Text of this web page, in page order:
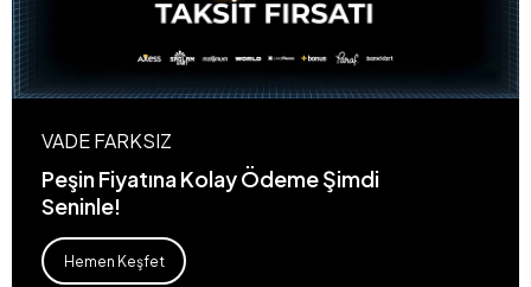
VADE FARKSIZ
Peşin Fiyatına Kolay Ödeme Şimdi
Seninle!
Hemen Keşfet